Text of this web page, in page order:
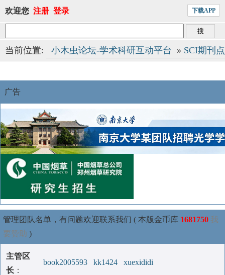
欢迎您 注册 登录 下载APP
当前位置: 小木虫论坛-学术科研互动平台 » SCI期刊
广告
管理团队名单，有问题欢迎联系我们 ( 本版金币库 1681750 我
要赞助 )
主管区
长 ：
book2005593 kk1424 xuexididi